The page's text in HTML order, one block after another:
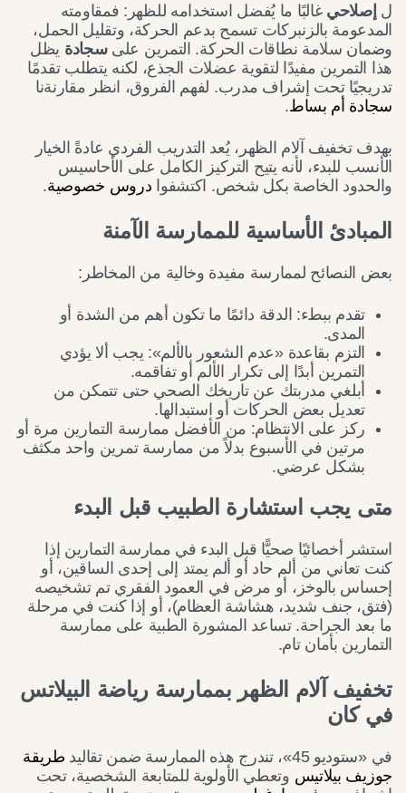
ل إصلاحي غالبًا ما يُفضل استخدامه للظهر: فمقاومته
المدعومة بالزنبركات تسمح بدعم الحركة، وتقليل الحمل،
وضمان سلامة نطاقات الحركة. التمرين علىسجادة يظل
هذا التمرين مفيدًا لتقوية عضلات الجذع، لكنه يتطلب تقدمًا
تدريجيًا تحت إشراف مدرب. لفهم الفروق، انظر مقارنةنا
سجادة أم بساط.
بهدف تخفيف آلام الظهر، يُعد التدريب الفردي عادةً الخيار
الأنسب للبدء، لأنه يتيح التركيز الكامل على الأحاسيس
والحدود الخاصة بكل شخص. اكتشفوا دروس خصوصية.
المبادئ الأساسية للممارسة الآمنة
بعض النصائح لممارسة مفيدة وخالية من المخاطر:
تقدم ببطء: الدقة دائمًا ما تكون أهم من الشدة أو
المدى.
التزم بقاعدة «عدم الشعور بالألم»: يجب ألا يؤدي
التمرين أبدًا إلى تكرار الألم أو تفاقمه.
أبلغي مدربتك عن تاريخك الصحي حتى تتمكن من
تعديل بعض الحركات أو استبدالها.
ركز على الانتظام: من الأفضل ممارسة التمارين مرة أو
مرتين في الأسبوع بدلاً من ممارسة تمرين واحد مكثف
بشكل عرضي.
متى يجب استشارة الطبيب قبل البدء
استشر أخصائيًا صحيًّا قبل البدء في ممارسة التمارين إذا
كنت تعاني من ألم حاد أو ألم يمتد إلى إحدى الساقين، أو
إحساس بالوخز، أو مرض في العمود الفقري تم تشخيصه
(فتق، جنف شديد، هشاشة العظام)، أو إذا كنت في مرحلة
ما بعد الجراحة. تساعد المشورة الطبية على ممارسة
التمارين بأمان تام.
تخفيف آلام الظهر بممارسة رياضة البيلاتس
في كان
في «ستوديو 45»، تندرج هذه الممارسة ضمن تقاليد
طريقة
جوزيف بيلاتيس وتعطي الأولوية للمتابعة الشخصية، تحت